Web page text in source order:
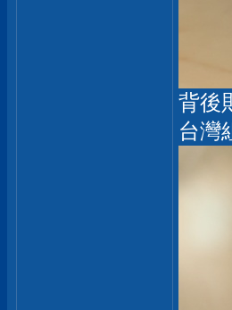
背後
台灣